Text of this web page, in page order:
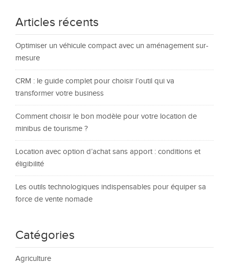
Articles récents
Optimiser un véhicule compact avec un aménagement sur-
mesure
CRM : le guide complet pour choisir l’outil qui va
transformer votre business
Comment choisir le bon modèle pour votre location de
minibus de tourisme ?
Location avec option d’achat sans apport : conditions et
éligibilité
Les outils technologiques indispensables pour équiper sa
force de vente nomade
Catégories
Agriculture